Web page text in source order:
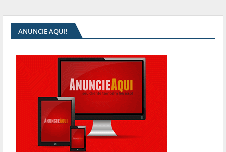
ANUNCIE AQUI!